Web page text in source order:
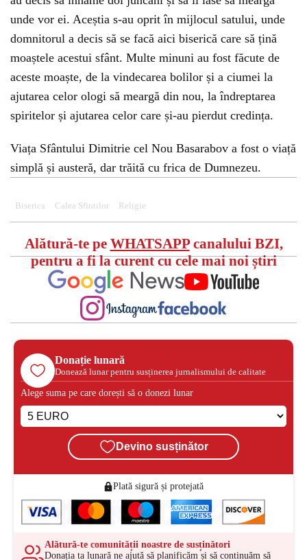
unde vor ei. Aceștia s-au oprit în mijlocul satului, unde
domnitorul a decis să se facă aici biserică care să țină
moaștele acestui sfânt. Multe minuni au fost făcute de
aceste moaște, de la vindecarea bolilor și a ciumei la
ajutarea celor ologi să meargă din nou, la îndreptarea
spiritelor și ajutarea celor care și-au pierdut credința.
Viața Sfântului Dimitrie cel Nou Basarabov a fost o viață
simplă și austeră, dar trăită cu frica de Dumnezeu.
Biserica Calea Sfintilor Religie
Alătură-te pe WHATSAPPcanalului BZI,
pentru a fi la curent cu cele mai noi știri
Donație lunară
Donează lunar pentru susținerea jurnalismului de calitate
Alege suma pe care dorești să o donezi lunar
Devino susținător
Plată sigură și protejată
Alătură-te comunității noastre de susținători
Donația ta lunară ne ajută să planificăm și să continuăm să